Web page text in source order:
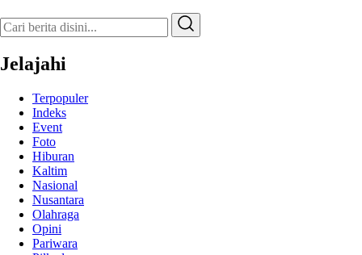
Jelajahi
Terpopuler
Indeks
Event
Foto
Hiburan
Kaltim
Nasional
Nusantara
Olahraga
Opini
Pariwara